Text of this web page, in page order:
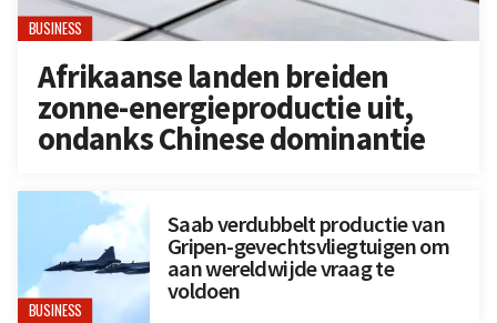
BUSINESS
Afrikaanse landen breiden
zonne-energieproductie uit,
ondanks Chinese dominantie
BUSINESS
Saab verdubbelt productie van
Gripen-gevechtsvliegtuigen om
aan wereldwijde vraag te
voldoen